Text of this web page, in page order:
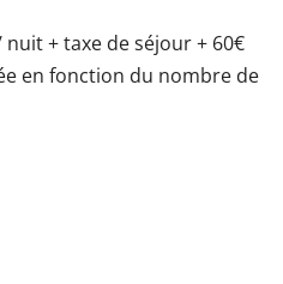
+ taxe de séjour + 60€
en fonction du nombre de